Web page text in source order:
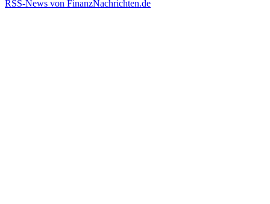
RSS-News von FinanzNachrichten.de